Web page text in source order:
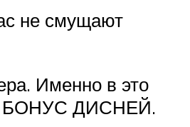
не смущают
Именно в это
БОНУС ДИСНЕЙ.